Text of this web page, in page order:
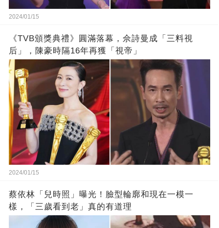
2024/01/15
《TVB頒獎典禮》圓滿落幕，佘詩曼成「三料視
后」，陳豪時隔16年再獲「視帝」
2024/01/15
蔡依林「兒時照」曝光！臉型輪廓和現在一模一
樣，「三歲看到老」真的有道理